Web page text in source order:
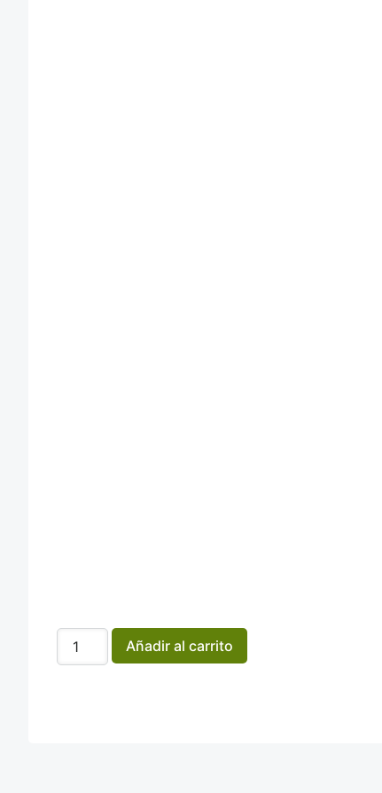
Añadir al carrito